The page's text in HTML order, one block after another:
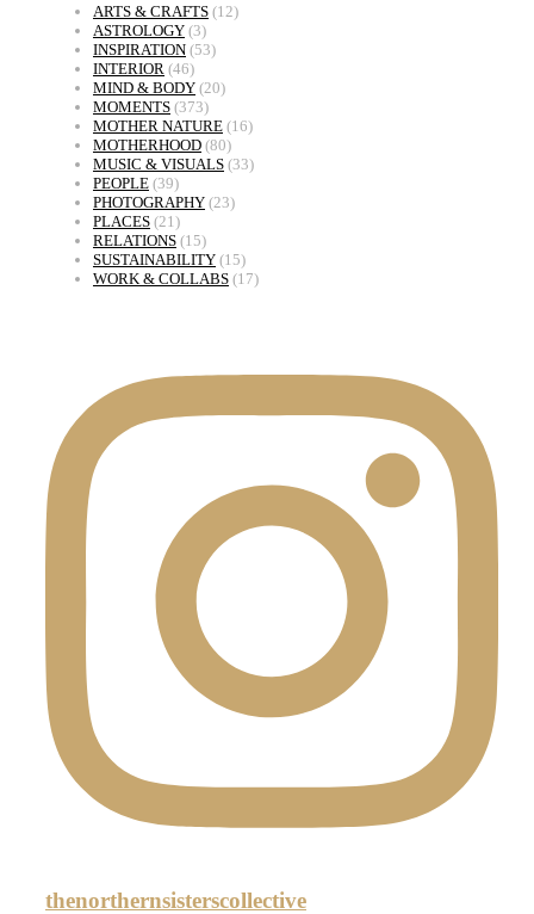
ARTS & CRAFTS (12)
ASTROLOGY (3)
INSPIRATION (53)
INTERIOR (46)
MIND & BODY (20)
MOMENTS (373)
MOTHER NATURE (16)
MOTHERHOOD (80)
MUSIC & VISUALS (33)
PEOPLE (39)
PHOTOGRAPHY (23)
PLACES (21)
RELATIONS (15)
SUSTAINABILITY (15)
WORK & COLLABS (17)
thenorthernsisterscollective